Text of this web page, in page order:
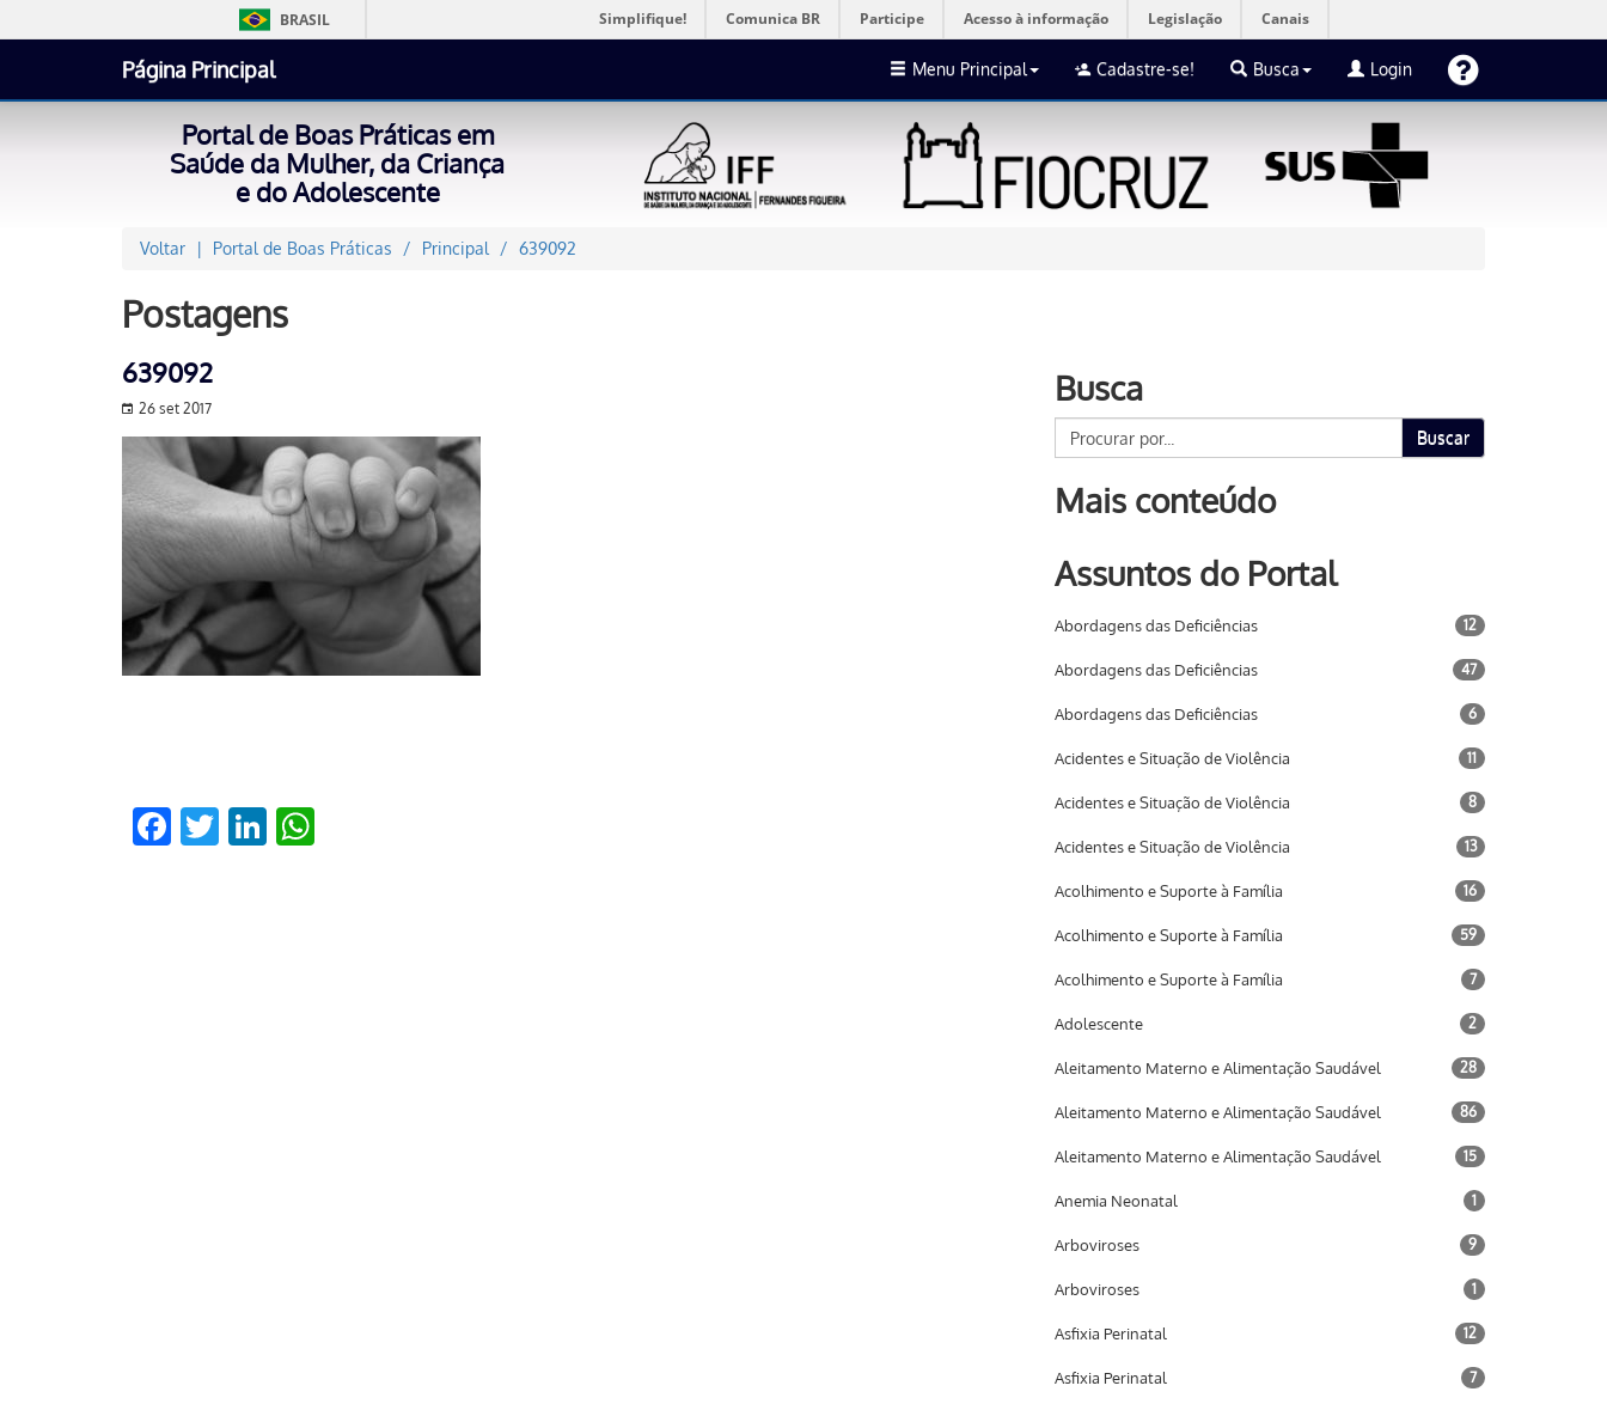
BRASIL Simplifique! Comunica BR Participe Acesso à informação Legislação Canais
Página Principal Menu Principal Cadastre-se! Busca Login
Portal de Boas Práticas em
Saúde da Mulher, da Criança
e do Adolescente
Voltar Portal de Boas Práticas Principal 639092
Postagens
639092
26 set 2017
Facebook
TwitterLinkedIn
Busca
Buscar
Mais conteúdo
Assuntos do Portal
Abordagens das Deficiências 12
Abordagens das Deficiências 47
Abordagens das Deficiências 6
Acidentes e Situação de Violência 11
Acidentes e Situação de Violência 8
Acidentes e Situação de Violência 13
Acolhimento e Suporte à Família 16
Acolhimento e Suporte à Família 59
Acolhimento e Suporte à Família 7
Adolescente 2
Aleitamento Materno e Alimentação Saudável 28
Aleitamento Materno e Alimentação Saudável 86
Aleitamento Materno e Alimentação Saudável 15
Anemia Neonatal 1
Arboviroses 9
Arboviroses 1
Asfixia Perinatal 12
Asfixia Perinatal 7